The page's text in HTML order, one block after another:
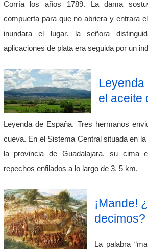
Corría los años 1789. La dama
compuerta para que no abriera y entrara
inundara el lugar. la señora
aplicaciones de plata era seguida por un
Leyenda
el aceite
Leyenda de España. Tres hermanos
cueva. En el Sistema Central situada en
la provincia de Guadalajara, su cima
repechos enfilados a lo largo de 3. 5 km,
¡Mande!
decimos?
La palabra